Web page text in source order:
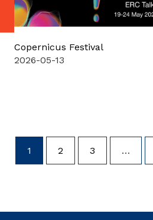
Copernicus Festival
2026-05-13
1 2 3 …